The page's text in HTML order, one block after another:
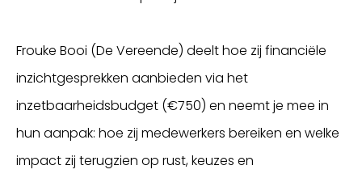
Frouke Booi (De Vereende) deelt hoe zij financiële
inzichtgesprekken aanbieden via het
inzetbaarheidsbudget (€750) en neemt je mee in
hun aanpak: hoe zij medewerkers bereiken en welke
impact zij terugzien op rust, keuzes en